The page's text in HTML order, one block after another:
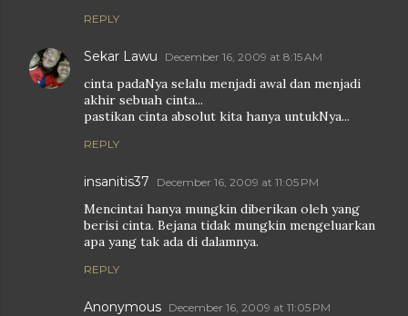
REPLY
Sekar Lawu December 16, 2009 at 8:15 AM
cinta padaNya selalu menjadi awal dan menjadi
akhir sebuah cinta...
pastikan cinta absolut kita hanya untukNya...
REPLY
insanitis37 December 16, 2009 at 11:05 PM
Mencintai hanya mungkin diberikan oleh yang
berisi cinta. Bejana tidak mungkin mengeluarkan
apa yang tak ada di dalamnya.
REPLY
Anonymous December 16, 2009 at 11:05 PM